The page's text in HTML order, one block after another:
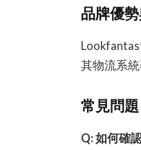
品牌優
其物流系
常見問題
Q: 如何確